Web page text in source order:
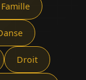
Droit